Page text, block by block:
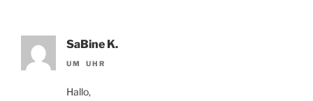
SaBine K.
UM UHR
Hallo,